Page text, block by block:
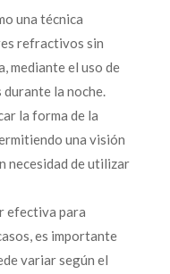
una técnica
refractivos sin
mediante el uso de
la noche.
la forma de la
una visión
necesidad de utilizar
efectiva para
es importante
variar según el